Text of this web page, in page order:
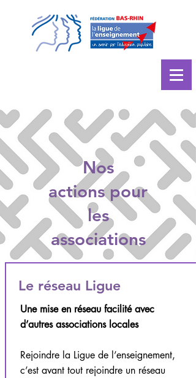
Nos
actionspour
les
associations
Le réseau Ligue
Une mise en réseau facilité avec
d’autres associations locales
Rejoindre la Ligue de l’enseignement,
c’est avant tout rejoindre un réseau